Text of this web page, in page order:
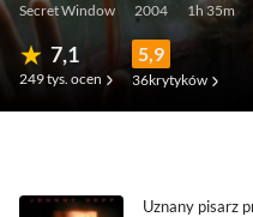
Secret Window 2004 1h 35m
7,1
249 tys. ocen
5,9
36krytyków
Uznany pisarz